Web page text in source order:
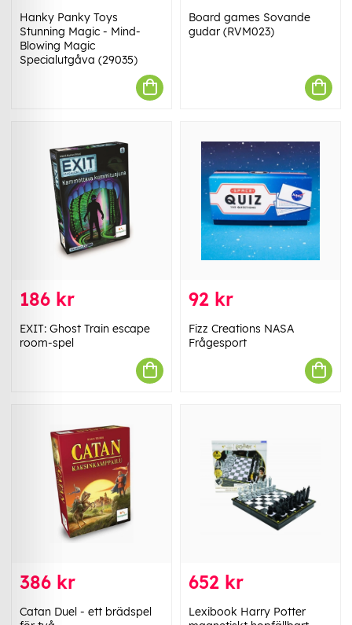
Hanky Panky Toys
Stunning Magic - Mind-
Blowing Magic
Specialutgåva (29035)
Board games Sovande
gudar (RVM023)
186 kr
EXIT: Ghost Train escape
room-spel
92 kr
Fizz Creations NASA
Frågesport
386 kr
Catan Duel - ett brädspel
652 kr
Lexibook Harry Potter